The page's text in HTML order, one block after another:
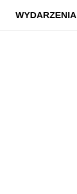
WYDARZENIA